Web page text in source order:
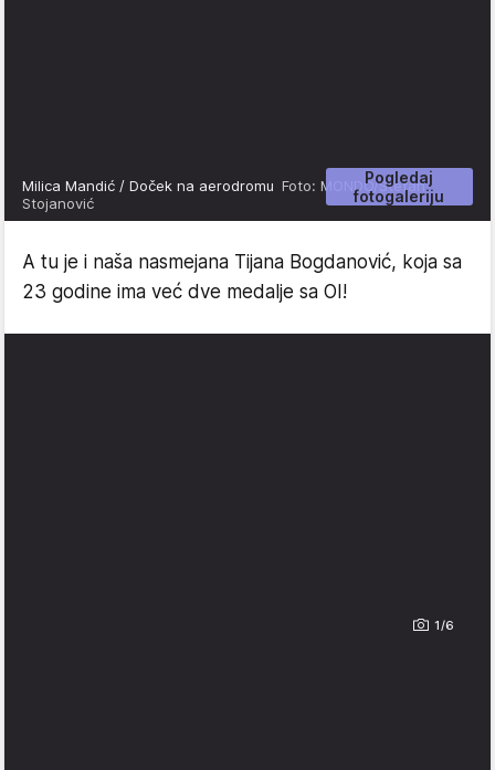
Pogledaj
fotogaleriju
Milica Mandić / Doček na aerodromu Foto: MONDO/Stefan
Stojanović
A tu je i naša nasmejana Tijana Bogdanović, koja sa
23 godine ima već dve medalje sa OI!
1/6